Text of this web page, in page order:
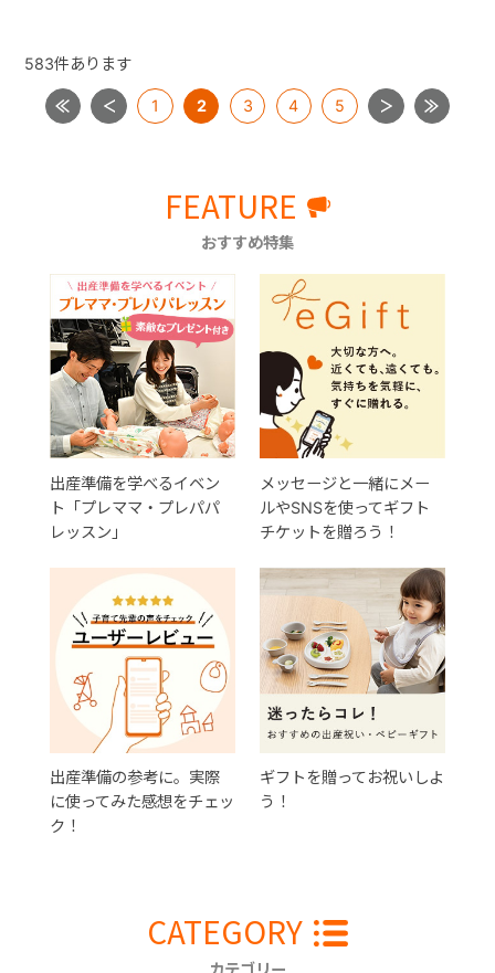
583件あります
1 2 3 4 5
FEATURE
おすすめ特集
出産準備を学べるイベン
ト「プレママ・プレパパ
レッスン」
メッセージと一緒にメー
ルやSNSを使ってギフト
チケットを贈ろう！
出産準備の参考に。実際
に使ってみた感想をチェッ
ク！
ギフトを贈ってお祝いしよ
う！
CATEGORY
カテゴリー